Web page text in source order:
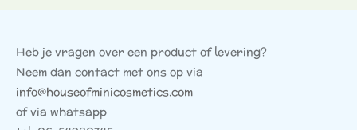
Heb je vragen over een product of levering?
Neem dan contact met ons op via
info@houseofminicosmetics.com
of via whatsapp